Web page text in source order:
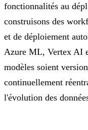
fonctionnalités au
construisons des
et de déploiement
Azure ML, Vertex AI
modèles soient
continuellement
l'évolution des